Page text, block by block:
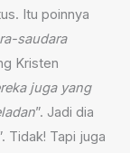
Itu poinnya
saudara
Kristen
juga yang
”. Jadi dia
Tidak! Tapi juga